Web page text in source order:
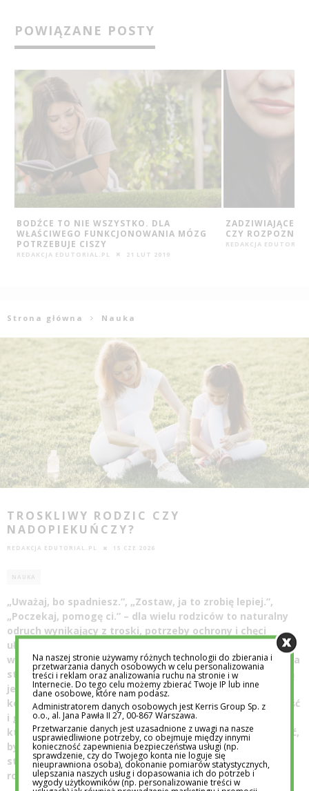
POWIĄZANE POSTY
ZADZIWIAJĄCE WYNIKI BADAŃ. SPRAWDŹ,
CZY ROZPOZNASZ GŁOS BLISKICH
REDAKCJA EDUTORIAL.PL
JAK WYBRAĆ
KIERUNEK
ANETA TYCZYŃSKA
Strona główna Nauka
TROSKLIWY RODZIC CZY
NADOPIEKUŃCZY?
REDAKCJA EDUTORIAL.PL 15 CZE 2026
NAUKA
„Uważaj, bo spadniesz.”, „Zostaw, ja to zrobię lepiej.”,
„Poczekaj, pomogę ci.” – dla wielu rodziców to naturalny
odruch wynikający z troski, potrzeby ochrony i chęci
ułatwienia dziecku życia. Problem pojawia się jednak
wtedy, gdy drobne interwencje przestają być wsparciem, a
stają się stałym sposobem funkcjonowania. Choć intencją
jest zapewnienie dziecku bezpieczeństwa, nadmierna
kontrola może ograniczać jego samodzielność, sprawczość
i gotowość do mierzenia się z wyzwaniami. Moment, w
którym troska zaczyna przeradzać się w nadopiekuńczość,
bywa trudny do uchwycenia – mimo że jej skutki często
stają się widoczne dopiero na późniejszych etapach
rozwoju dziecka.
Na naszej stronie używamy różnych technologii do zbierania i
przetwarzania danych osobowych w celu personalizowania
treści i reklam oraz analizowania ruchu na stronie i w
Internecie. Do tego celu możemy zbierać Twoje IP lub inne
dane osobowe, które nam podasz.
Administratorem danych osobowych jest Kerris Group Sp. z
o.o., al. Jana Pawła II 27, 00-867 Warszawa.
Przetwarzanie danych jest uzasadnione z uwagi na nasze
usprawiedliwione potrzeby, co obejmuje między innymi
konieczność zapewnienia bezpieczeństwa usługi (np.
sprawdzenie, czy do Twojego konta nie loguje się
nieuprawniona osoba), dokonanie pomiarów statystycznych,
ulepszania naszych usług i dopasowania ich do potrzeb i
wygody użytkowników (np. personalizowanie treści w